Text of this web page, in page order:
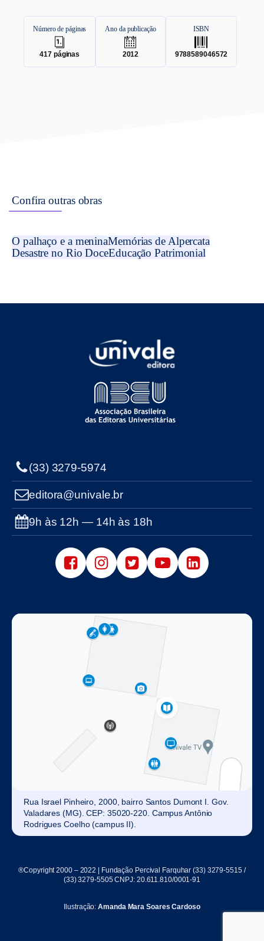
Número de páginas
417páginas
Ano da publicação
.
2012
ISBN
9788589046572
Confira outras obras
O palhaço e a meninaMemórias de Alpercata
Desastre no Rio DoceEducação Patrimonial
(33) 3279-5974
editora@univale.br
9h às 12h — 14h às 18h
Rua Israel Pinheiro, 2000, bairro Santos Dumont I. Gov.
Valadares (MG). CEP: 35020-220. Campus Antônio
Rodrigues Coelho (campus II).
®Copyright 2000 – 2022 | Fundação Percival Farquhar (33) 3279-5515 /
(33) 3279-5505 CNPJ: 20.611.810/0001-91
Ilustração:Amanda Mara Soares Cardoso